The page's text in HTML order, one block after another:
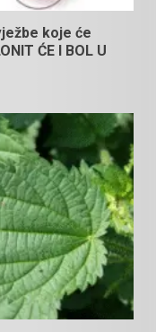
koje će
ĆE I BOL U